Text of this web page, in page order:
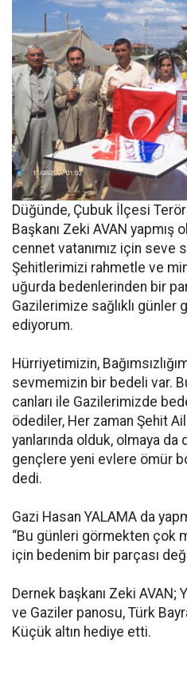
Düğünde, Çubuk İlçesi
Başkanı Zeki AVAN yapmış
cennet vatanımız için seve
Şehitlerimizi rahmetle ve
uğurda bedenlerinden bir
Gazilerimize sağlıklı
ediyorum.
Hürriyetimizin,
sevmemizin bir bedeli var.
canları ile Gazilerimizde
ödediler, Her zaman Şehit
yanlarında olduk, olmaya
gençlere yeni evlere ömür
dedi.
Gazi Hasan YALAMA da
“Bu günleri görmekten çok
için bedenim bir parçası
Dernek başkanı Zeki
ve Gaziler panosu, Türk
Küçük altın hediye etti.